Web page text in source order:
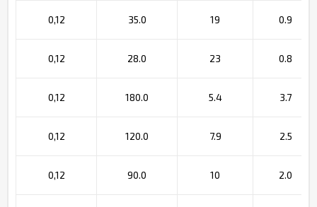
0,12 35.0 19 0.9
0,12 28.0 23 0.8
0,12 180.0 5.4 3.7
0,12 120.0 7.9 2.5
0,12 90.0 10 2.0